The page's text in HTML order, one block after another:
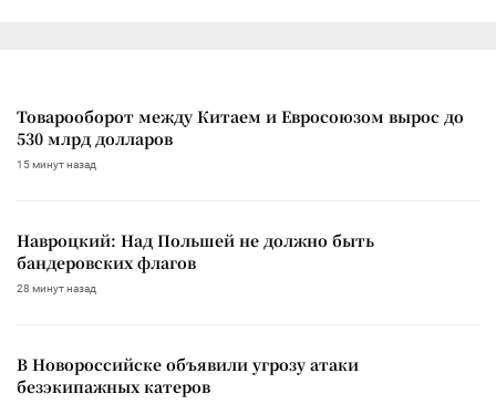
Товарооборот между Китаем и Евросоюзом вырос до
530 млрд долларов
15 минут назад
Навроцкий: Над Польшей не должно быть
бандеровских флагов
28 минут назад
В Новороссийске объявили угрозу атаки
безэкипажных катеров